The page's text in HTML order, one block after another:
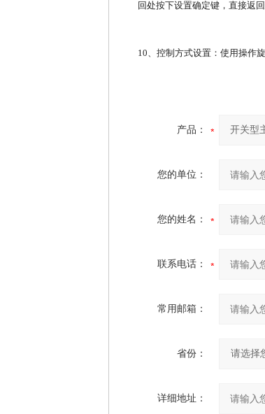
回处按下设置确定键，直接返回
10、控制方式设置：使用操作
产品：
您的单位：
您的姓名：
联系电话：
常用邮箱：
省份：
详细地址：